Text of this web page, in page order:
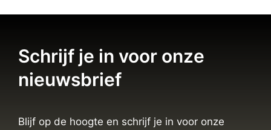
Schrijf je in voor onze
nieuwsbrief
Blijf op de hoogte en schrijf je in voor onze